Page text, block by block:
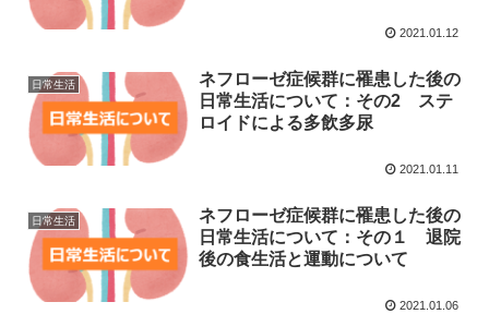
2021.01.12
日常生活
ネフローゼ症候群に罹患した後の
日常生活について：その2 ステ
ロイドによる多飲多尿
2021.01.11
日常生活
ネフローゼ症候群に罹患した後の
日常生活について：その１ 退院
後の食生活と運動について
2021.01.06